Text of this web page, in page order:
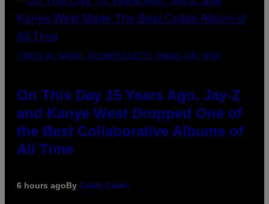
(PHOTO BY DANIEL BOCZARSKI/GETTY IMAGES FOR VEVO)
On This Day 15 Years Ago, Jay-Z
and Kanye West Dropped One of
the Best Collaborative Albums of
All Time
6 hours agoBy Caleb Catlin